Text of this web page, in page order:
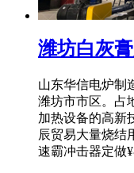
潍坊白灰
山东华信电炉制
潍坊市市区。占
加热设备的高新
辰贸易大量烧结
速霸冲击器定做